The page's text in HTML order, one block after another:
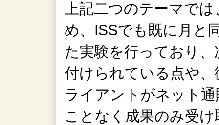
上記二つのテーマで
め、ISSでも既に月と
た実験を行っており
付けられている点や
ライアントがネット
ことなく成果のみ受